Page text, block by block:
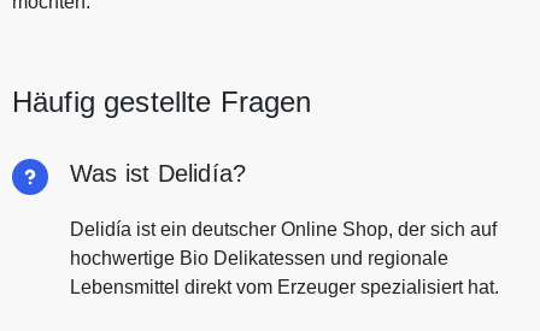
Häufig gestellte Fragen
Was ist Delidía?
Delidía ist ein deutscher Online Shop, der sich auf
hochwertige Bio Delikatessen und regionale
Lebensmittel direkt vom Erzeuger spezialisiert hat.